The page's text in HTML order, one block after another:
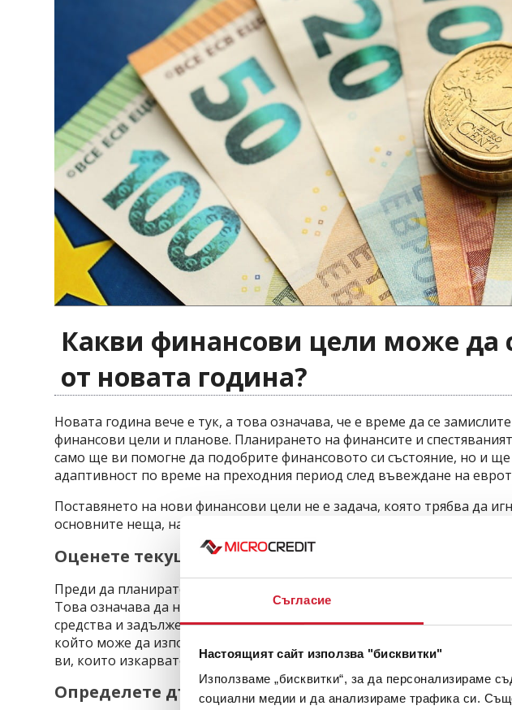
Съгласие
Настоящият сайт използва "бисквитки"
Използваме „бисквитки“, за да персонализираме
социални медии и да анализираме трафика си.
Какви финансови цели може да
от новата година?
Новата година вече е тук, а това означава, че е време да се
финансови цели и планове. Планирането на финансите и
само ще ви помогне да подобрите финансовото си състояние, но и
адаптивност по време на преходния период след въвеждане на
Поставянето на нови финансови цели не е задача, която трябва да
основните неща, над които да помислите:
Оценете текущото си финансово състояние
Преди да планирате финансите си трябва да имате обективна
Това означава да направите задълбочен преглед на всички ваши
средства и задължения. Всяко от тези пера формира вашето
който може да използвате през новата година. Ще ви даде ясна
ви, които изкарвате, както и къде може да направите различни
Определете дългосрочни, средносрочни и